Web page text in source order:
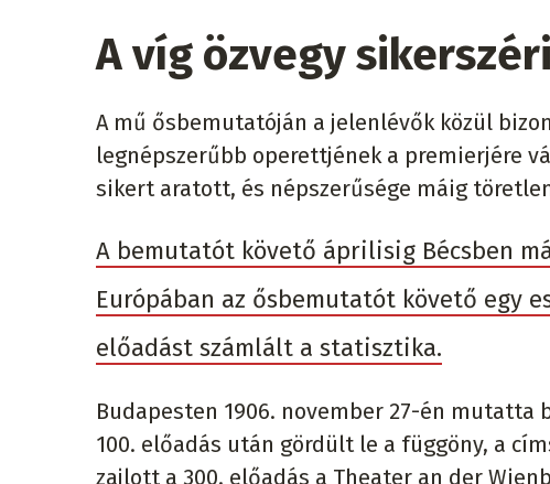
A víg özvegy
A mű ősbemutatóján a jelenlévők közül
legnépszerűbb operettjének a premierjére
sikert aratott, és népszerűsége máig
A bemutatót követő áprilisig Bécsben
Európában az ősbemutatót követő egy
előadást számlált a statisztika.
Budapesten 1906. november 27-én mutatta
100. előadás után gördült le a függöny, a
zajlott a 300. előadás a Theater an der